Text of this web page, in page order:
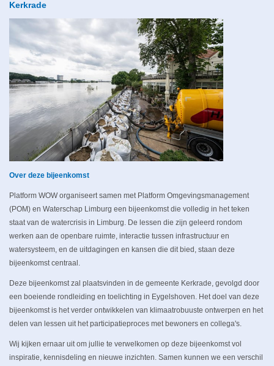
Kerkrade
Over deze bijeenkomst
Platform WOW organiseert samen met Platform Omgevingsmanagement
(POM) en Waterschap Limburg een bijeenkomst die volledig in het teken
staat van de watercrisis in Limburg. De lessen die zijn geleerd rondom
werken aan de openbare ruimte, interactie tussen infrastructuur en
watersysteem, en de uitdagingen en kansen die dit bied, staan deze
bijeenkomst centraal.
Deze bijeenkomst zal plaatsvinden in de gemeente Kerkrade, gevolgd door
een boeiende rondleiding en toelichting in Eygelshoven. Het doel van deze
bijeenkomst is het verder ontwikkelen van klimaatrobuuste ontwerpen en het
delen van lessen uit het participatieproces met bewoners en collega's.
Wij kijken ernaar uit om jullie te verwelkomen op deze bijeenkomst vol
inspiratie, kennisdeling en nieuwe inzichten. Samen kunnen we een verschil